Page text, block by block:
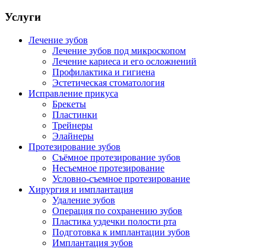
Услуги
Лечение зубов
Лечение зубов под микроскопом
Лечение кариеса и его осложнений
Профилактика и гигиена
Эстетическая стоматология
Исправление прикуса
Брекеты
Пластинки
Трейнеры
Элайнеры
Протезирование зубов
Съёмное протезирование зубов
Несъемное протезирование
Условно-съемное протезирование
Хирургия и имплантация
Удаление зубов
Операция по сохранению зубов
Пластика уздечки полости рта
Подготовка к имплантации зубов
Имплантация зубов